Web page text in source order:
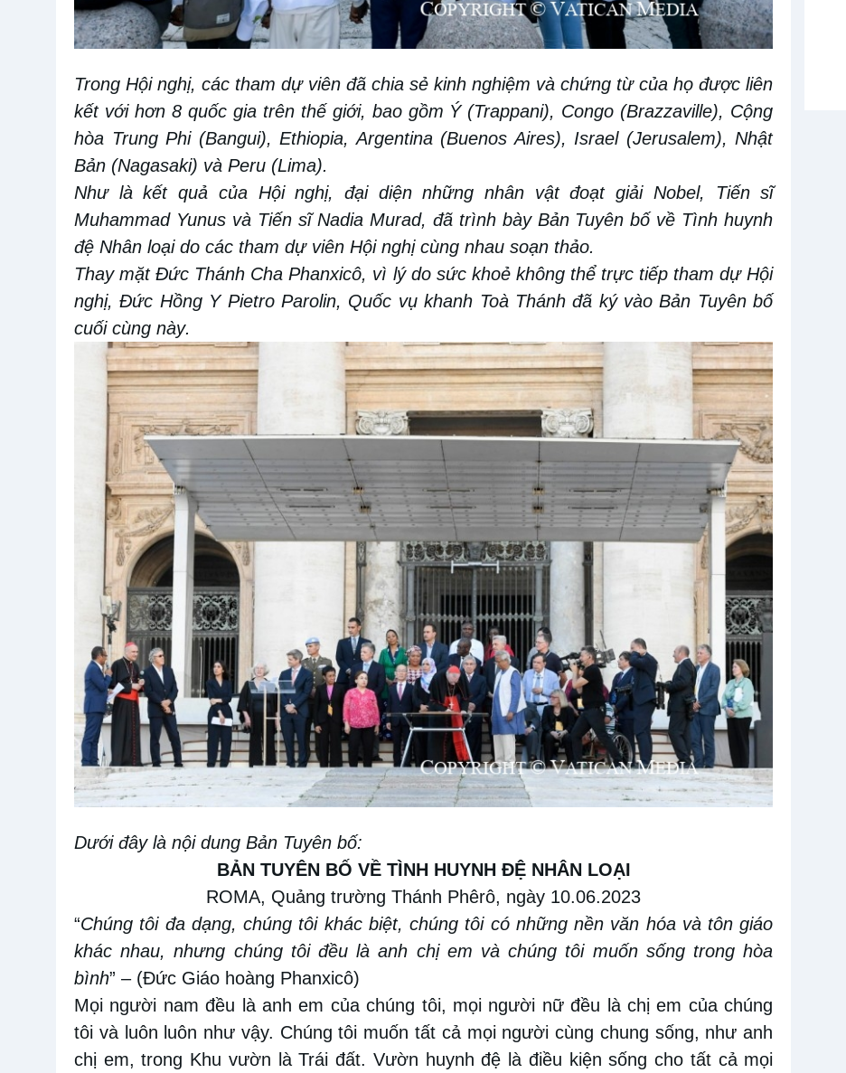
Trong Hội nghị, các tham dự viênđã chia sẻ kinh nghiệm và chứng từcủa họ được liên
kết với hơn 8 quốc gia trên thế giới, bao gồm Ý (Trappani), Congo (Brazzaville), Cộng
hòa Trung Phi (Bangui), Ethiopia, Argentina (Buenos Aires), Israel (Jerusalem), Nhật
Bản (Nagasaki) và Peru (Lima).
Như là kết quả của Hội nghị, đại diện những nhân vậtđoạt giải Nobel, Tiến sĩ
Muhammad Yunus và Tiến sĩ Nadia Murad, đã trình bày Bản Tuyên bố về Tình huynh
đệ Nhân loại do các tham dự viên Hội nghị cùng nhau soạn thảo.
Thay mặtĐức Thánh Cha Phanxicô, vì lý do sức khoẻ không thể trực tiếp tham dự Hội
nghị,Đức Hồng Y Pietro Parolin, Quốc vụ khanh Toà Thánh đã ký vào Bản Tuyên bố
cuối cùng này.
Dưới đây là nội dung Bản Tuyên bố:
BẢN TUYÊN BỐ VỀ TÌNH HUYNH ĐỆ NHÂN LOẠI
ROMA, Quảng trường Thánh Phêrô, ngày 10.06.2023
“Chúng tôi đa dạng, chúng tôi khác biệt, chúng tôi có những nền văn hóa và tôn giáo
khác nhau, nhưng chúng tôi đều là anh chị em và chúng tôi muốn sống trong hòa
bình” – (Đức Giáo hoàng Phanxicô)
Mọi người nam đều là anh em của chúng tôi, mọi người nữ đều là chị em của chúng
tôi và luôn luôn như vậy. Chúng tôi muốn tất cả mọi người cùng chung sống, như anh
chị em, trong Khu vườn là Trái đất. Vườn huynh đệ là điều kiện sống cho tất cả mọi